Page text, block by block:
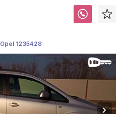
Opel 1235428